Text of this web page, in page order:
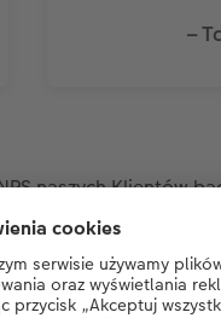
–
naszych Klientów